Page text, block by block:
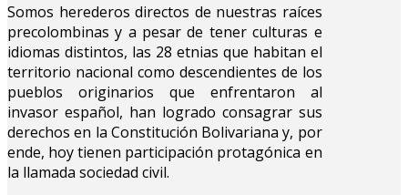
Somos herederos directos de nuestras raíces
precolombinas y a pesar de tener culturas e
idiomas distintos, las 28 etnias que habitan el
territorio nacional como descendientes de los
pueblos originarios que enfrentaron al
invasor español, han logrado consagrar sus
derechos en la Constitución Bolivariana y, por
ende, hoy tienen participación protagónica en
la llamada sociedad civil.